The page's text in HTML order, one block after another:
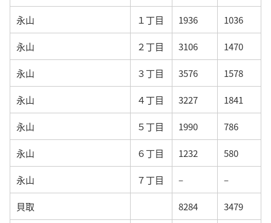
永山 １丁目 1936 1036
永山 ２丁目 3106 1470
永山 ３丁目 3576 1578
永山 ４丁目 3227 1841
永山 ５丁目 1990 786
永山 ６丁目 1232 580
永山 ７丁目 – –
貝取 8284 3479